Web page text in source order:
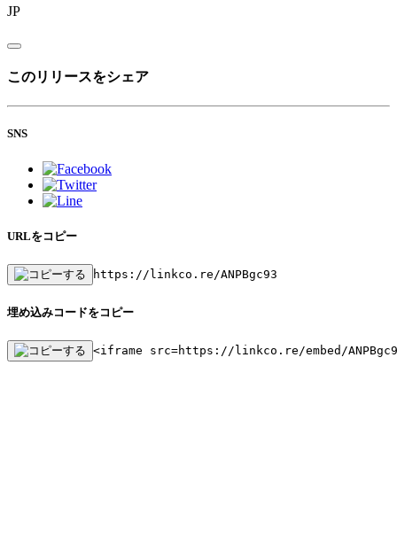
JP
このリリースをシェア
SNS
URLをコピー
https://linkco.re/ANPBgc93
埋め込みコードをコピー
<iframe src=https://linkco.re/embed/